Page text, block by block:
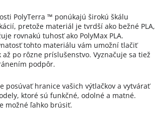
PolyTerra ™ ponúkajú širokú škálu
pretože materiál je tvrdší ako bežné PLA,
rovnakú tuhosť ako PolyMax PLA.
tohto materiálu vám umožní tlačiť
až po rôzne príslušenstvo. Vyznačuje sa tiež
podpôr.
posúvať hranice vašich výtlačkov a vytvárať
ktoré sú funkčné, odolné a matné.
možné ľahko brúsiť.